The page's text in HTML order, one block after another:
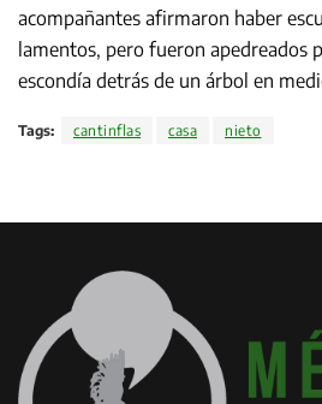
acompañantes afirmaron haber
lamentos, pero fueron apedreados
escondía detrás de un árbol en
Tags: cantinflas casa nieto